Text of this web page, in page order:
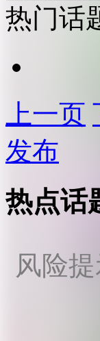
热门话
上一页
发布
热点话
风险